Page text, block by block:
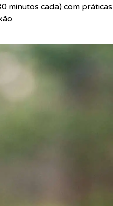
minutos cada) com práticas